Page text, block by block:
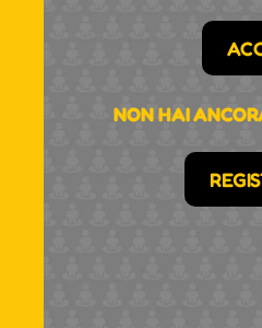
NON HAI